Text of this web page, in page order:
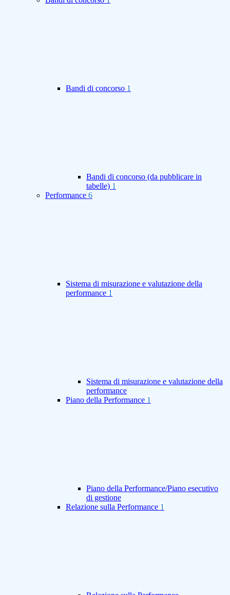
Bandi di concorso 1
Bandi di concorso (da pubblicare in
tabelle) 1
Performance 6
Sistema di misurazione e valutazione della
performance 1
Sistema di misurazione e valutazione della
performance
Piano della Performance 1
Piano della Performance/Piano esecutivo
di gestione
Relazione sulla Performance 1